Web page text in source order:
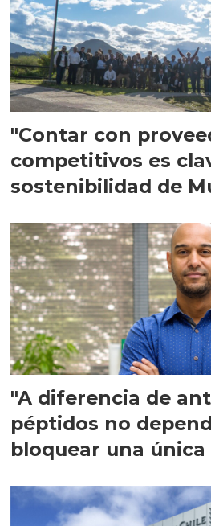
"Contar con
competitivos es
sostenibilidad de
"A diferencia de
péptidos no
bloquear una